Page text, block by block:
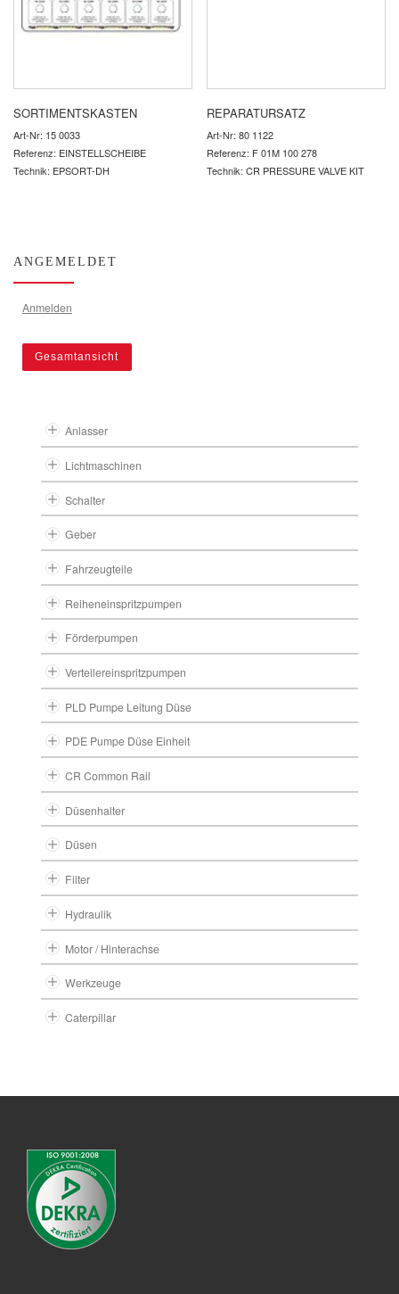
SORTIMENTSKASTEN
Art-Nr: 15 0033
Referenz: EINSTELLSCHEIBE
Technik: EPSORT-DH
REPARATURSATZ
Art-Nr: 80 1122
Referenz: F 01M 100 278
Technik: CR PRESSURE VALVE KIT
ANGEMELDET
Anmelden
Gesamtansicht
Anlasser
Lichtmaschinen
Schalter
Geber
Fahrzeugteile
Reiheneinspritzpumpen
Förderpumpen
Verteilereinspritzpumpen
PLD Pumpe Leitung Düse
PDE Pumpe Düse Einheit
CR Common Rail
Düsenhalter
Düsen
Filter
Hydraulik
Motor / Hinterachse
Werkzeuge
Caterpillar